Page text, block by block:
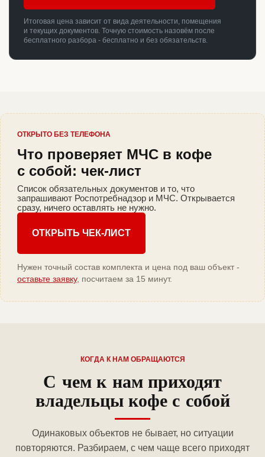
Итоговая цена зависит от вида деятельности, помещения
и текущих документов. Точную стоимость назовём после
бесплатного разбора - бесплатно и без обязательств.
ОТКРЫТО БЕЗ ТЕЛЕФОНА
Что проверяет МЧС в кофе
с собой: чек-лист
Список обязательных документов и то, что
запрашивают Роспотребнадзор и МЧС. Открывается
сразу, ничего оставлять не нужно.
ОТКРЫТЬ ЧЕК-ЛИСТ
Нужен точный состав комплекта и цена под ваш объект -
оставьте заявку, посчитаем за 15 минут.
КОГДА К НАМ ОБРАЩАЮТСЯ
С чем к нам приходят
владельцы кофе с собой
Одинаковых объектов не бывает, но ситуации
повторяются. Разбираем, с чем чаще всего приходят